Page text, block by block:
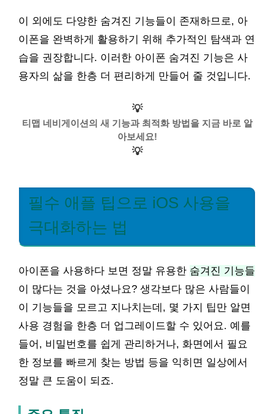
이 외에도 다양한 숨겨진 기능들이 존재하므로, 아
이폰을 완벽하게 활용하기 위해 추가적인 탐색과 연
습을 권장합니다. 이러한 아이폰 숨겨진 기능은 사
용자의 삶을 한층 더 편리하게 만들어 줄 것입니다.
💡
티맵 네비게이션의 새 기능과 최적화 방법을 지금 바로 알
아보세요!
💡
필수 애플 팁으로 iOS 사용을
극대화하는 법
아이폰을 사용하다 보면 정말 유용한 숨겨진 기능들
이 많다는 것을 아셨나요? 생각보다 많은 사람들이
이 기능들을 모르고 지나치는데, 몇 가지 팁만 알면
사용 경험을 한층 더 업그레이드할 수 있어요. 예를
들어, 비밀번호를 쉽게 관리하거나, 화면에서 필요
한 정보를 빠르게 찾는 방법 등을 익히면 일상에서
정말 큰 도움이 되죠.